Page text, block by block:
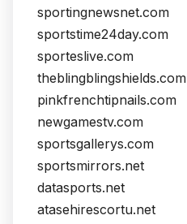
sportingnewsnet.com
sportstime24day.com
sporteslive.com
theblingblingshields.com
pinkfrenchtipnails.com
newgamestv.com
sportsgallerys.com
sportsmirrors.net
datasports.net
atasehirescortu.net